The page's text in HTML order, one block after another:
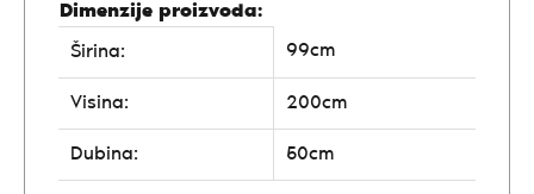
Dimenzije proizvoda:
Širina:
99cm
Visina: 200cm
Dubina: 50cm